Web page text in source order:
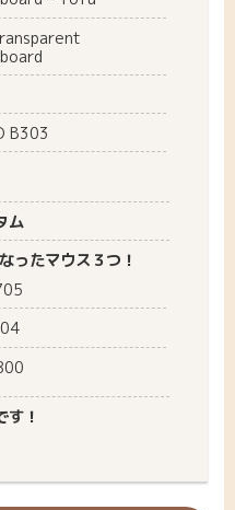
B303
ム
たマウス３つ！
す！